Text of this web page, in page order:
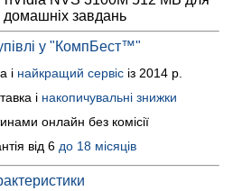
домашніх завдань
у "КомпБест™"
і найкращий сервіс із 2014 р.
і накопичувальні знижки
онлайн без комісії
від 6 до 18 місяців